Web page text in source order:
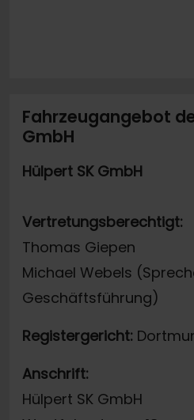
Fahrzeugangebot
GmbH
Hülpert SK GmbH
Vertretungsberechtigt:
Thomas Giepen
Michael Webels
Geschäftsführung)
Registergericht:
Anschrift:
Hülpert SK GmbH